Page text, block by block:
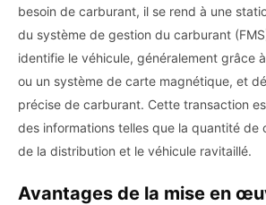
besoin de carburant, il se rend à une
du système de gestion du carburant
identifie le véhicule, généralement grâce
ou un système de carte magnétique, et
précise de carburant. Cette transaction
des informations telles que la quantité de
de la distribution et le véhicule ravitaillé.
Avantages de la mise en